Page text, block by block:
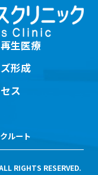
生医療
形成
ス
ルート
RIGHTS RESERVED.